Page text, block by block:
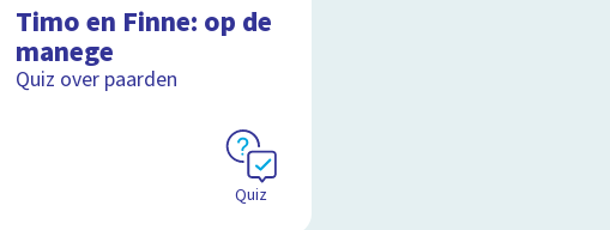
Timo en Finne: op de
manege
Quiz over paarden
Quiz